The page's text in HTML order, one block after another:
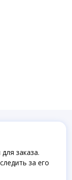
заказа.
за его